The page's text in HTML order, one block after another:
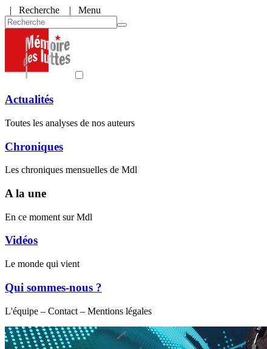
| Recherche | Menu
Actualités
Toutes les analyses de nos auteurs
Chroniques
Les chroniques mensuelles de Mdl
A la une
En ce moment sur Mdl
Vidéos
Le monde qui vient
Qui sommes-nous ?
L'équipe – Contact – Mentions légales